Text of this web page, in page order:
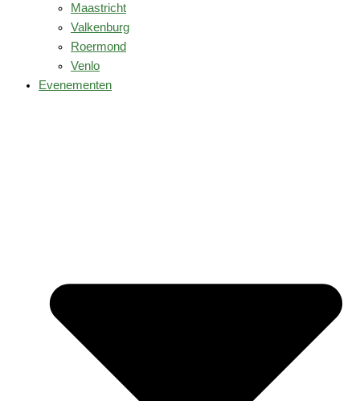
Maastricht
Valkenburg
Roermond
Venlo
Evenementen